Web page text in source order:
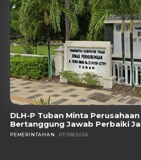
DLH-P Tuban Minta
Bertanggung Jawab Perbaiki
PEMERINTAHAN 07/08/2026